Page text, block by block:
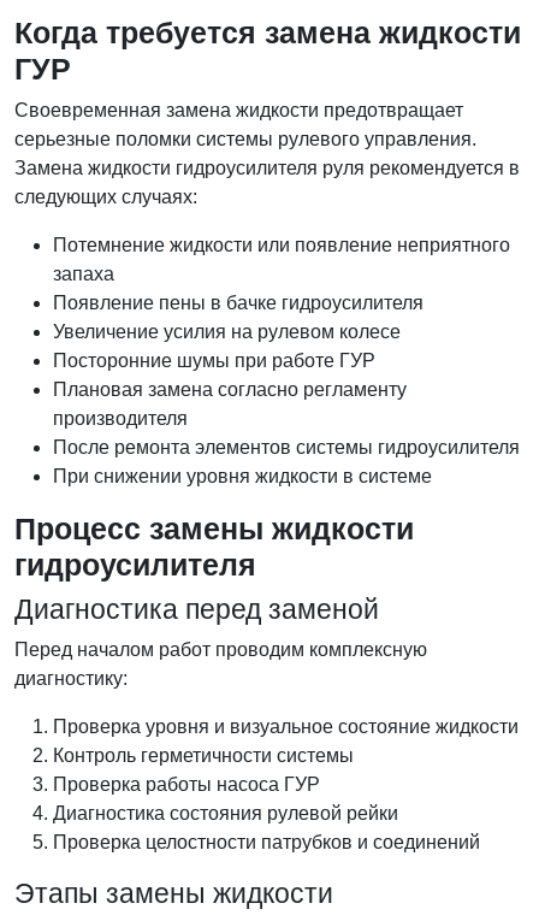
Когда требуется замена жидкости
ГУР
Своевременная замена жидкости предотвращает
серьезные поломки системы рулевого управления.
Замена жидкости гидроусилителя руля рекомендуется в
следующих случаях:
Потемнение жидкости или появление неприятного
запаха
Появление пены в бачке гидроусилителя
Увеличение усилия на рулевом колесе
Посторонние шумы при работе ГУР
Плановая замена согласно регламенту
производителя
После ремонта элементов системы гидроусилителя
При снижении уровня жидкости в системе
Процесс замены жидкости
гидроусилителя
Диагностика перед заменой
Перед началом работ проводим комплексную
диагностику:
Проверка уровня и визуальное состояние жидкости
Контроль герметичности системы
Проверка работы насоса ГУР
Диагностика состояния рулевой рейки
Проверка целостности патрубков и соединений
Этапы замены жидкости